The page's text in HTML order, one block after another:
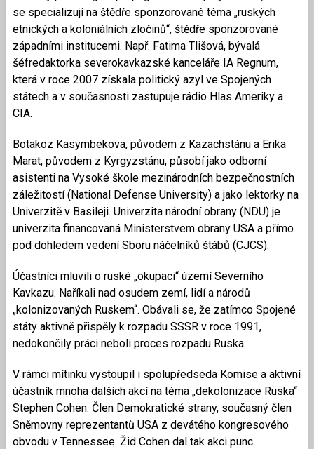
se specializují na štědře sponzorované téma „ruských
etnických a koloniálních zločinů“, štědře sponzorované
západními institucemi. Např. Fatima Tlišová, bývalá
šéfredaktorka severokavkazské kanceláře IA Regnum,
která v roce 2007 získala politický azyl ve Spojených
státech a v současnosti zastupuje rádio Hlas Ameriky a
CIA.
Botakoz Kasymbekova, původem z Kazachstánu a Erika
Marat, původem z Kyrgyzstánu, působí jako odborní
asistenti na Vysoké škole mezinárodních bezpečnostních
záležitostí (National Defense University) a jako lektorky na
Univerzitě v Basileji. Univerzita národní obrany (NDU) je
univerzita financovaná Ministerstvem obrany USA a přímo
pod dohledem vedení Sboru náčelníků štábů (CJCS).
Účastníci mluvili o ruské „okupaci“ území Severního
Kavkazu. Naříkali nad osudem zemí, lidí a národů
„kolonizovaných Ruskem“. Obávali se, že zatímco Spojené
státy aktivně přispěly k rozpadu SSSR v roce 1991,
nedokončily práci neboli proces rozpadu Ruska.
V rámci mítinku vystoupil i spolupředseda Komise a aktivní
účastník mnoha dalších akcí na téma „dekolonizace Ruska“
Stephen Cohen. Člen Demokratické strany, současný člen
Sněmovny reprezentantů USA z devátého kongresového
obvodu v Tennessee. Žid Cohen dal tak akci punc